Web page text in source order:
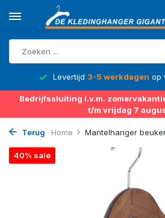
Levertijd 3-5 werkdagen op
Bedrijfssluiting i.v.m.
t/m vrijdag 7
Terug Home Mantelhanger
40% sale